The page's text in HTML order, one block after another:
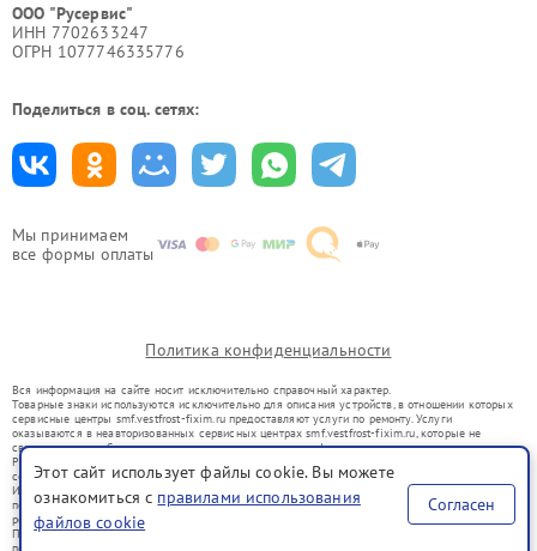
Мы принимаем
все формы оплаты
ООО "Русервис"
ИНН 7702633247
ОГРН 1077746335776
Поделиться в соц. сетях:
Политика конфиденциальности
Вся информация на сайте носит исключительно справочный характер.
Товарные знаки используются исключительно для описания устройств, в отношении которых
сервисные центры smf.vestfrost-fixim.ru предоставляют услуги по ремонту. Услуги
оказываются в неавторизованных сервисных центрах smf.vestfrost-fixim.ru, которые не
связаны с правообладателями товарных знаков или их официальными представителями.
Ремонт осуществляется для устройств, уже введенных в гражданский оборот в соответствии
со статьей 1487 ГК РФ.
Использование товарных знаков не преследует цели индивидуализации услуг или введения
потребителей в заблуждение, а служит для информирования о предоставляемых услугах по
ремонту техники указанных брендов.
Представленная на сайте информация не является публичной офертой, определяемой
положениями Статьи 437(2) Гражданского кодекса РФ
Этот сайт использует файлы cookie. Вы можете
ознакомиться с правилами использования
файлов cookie
Согласен